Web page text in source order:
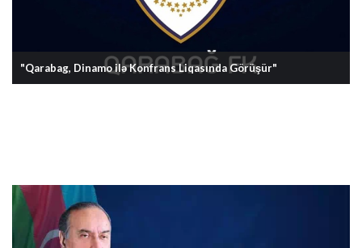
"Qarabag, Dinamo ilə Konfrans Liqasında Görüşür"